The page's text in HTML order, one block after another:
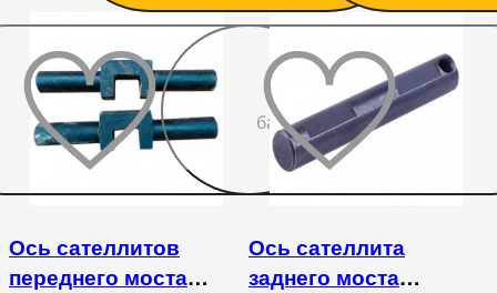
бажаного
Ось сателлитов
переднего моста
Ось сателлита
заднего моста